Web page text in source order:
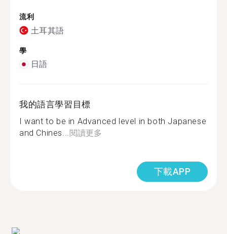
流利
土耳其語
學
日語
我的語言學習目標
I want to be in Advanced level in both Japanese
and Chines...閱讀更多
下載APP